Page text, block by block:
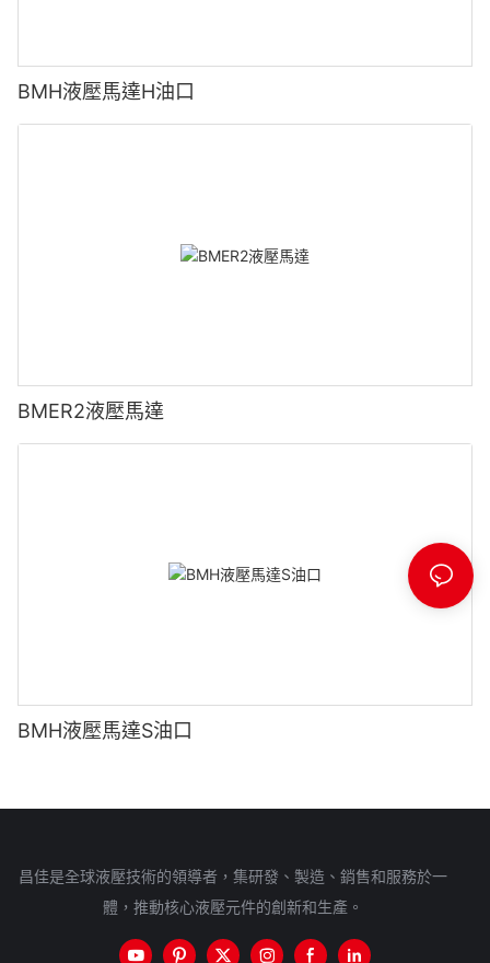
BMH液壓馬達H油口
BMER2液壓馬達
BMH液壓馬達S油口
昌佳是全球液壓技術的領導者，集研發、製造、銷售和服務於一
體，推動核心液壓元件的創新和生產。